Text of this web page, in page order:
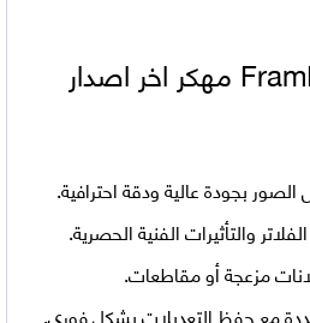
FramMe مهكر اخر اصدار
بجودة عالية ودقة احترافية.
والتأثيرات الفنية الحصرية.
مزعجة أو مقاطعات.